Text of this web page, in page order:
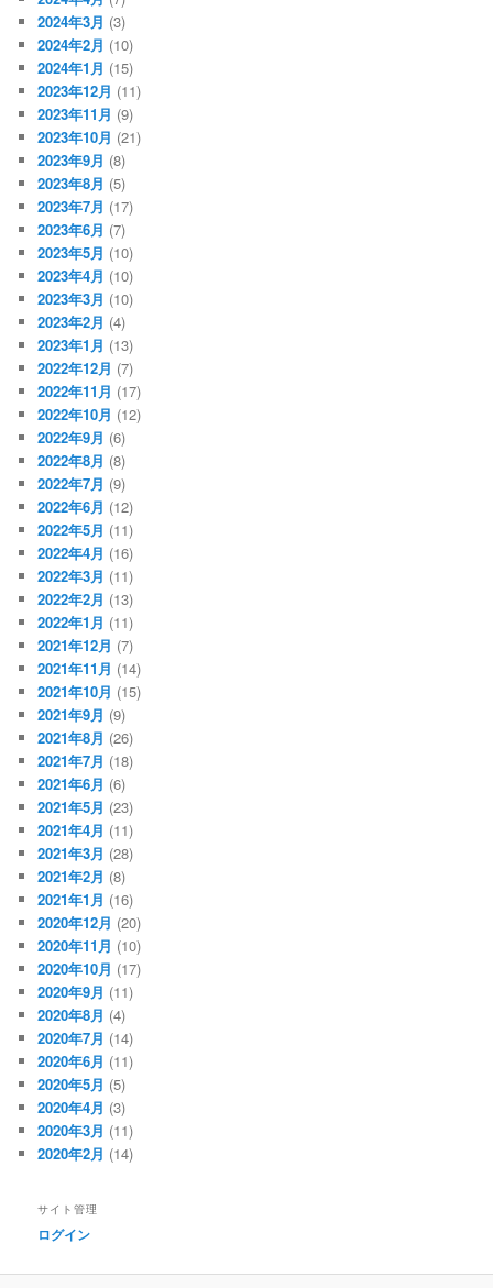
2024年3月 (3)
2024年2月 (10)
2024年1月 (15)
2023年12月 (11)
2023年11月 (9)
2023年10月 (21)
2023年9月 (8)
2023年8月 (5)
2023年7月 (17)
2023年6月 (7)
2023年5月 (10)
2023年4月 (10)
2023年3月 (10)
2023年2月 (4)
2023年1月 (13)
2022年12月 (7)
2022年11月 (17)
2022年10月 (12)
2022年9月 (6)
2022年8月 (8)
2022年7月 (9)
2022年6月 (12)
2022年5月 (11)
2022年4月 (16)
2022年3月 (11)
2022年2月 (13)
2022年1月 (11)
2021年12月 (7)
2021年11月 (14)
2021年10月 (15)
2021年9月 (9)
2021年8月 (26)
2021年7月 (18)
2021年6月 (6)
2021年5月 (23)
2021年4月 (11)
2021年3月 (28)
2021年2月 (8)
2021年1月 (16)
2020年12月 (20)
2020年11月 (10)
2020年10月 (17)
2020年9月 (11)
2020年8月 (4)
2020年7月 (14)
2020年6月 (11)
2020年5月 (5)
2020年4月 (3)
2020年3月 (11)
2020年2月 (14)
サイト管理
ログイン